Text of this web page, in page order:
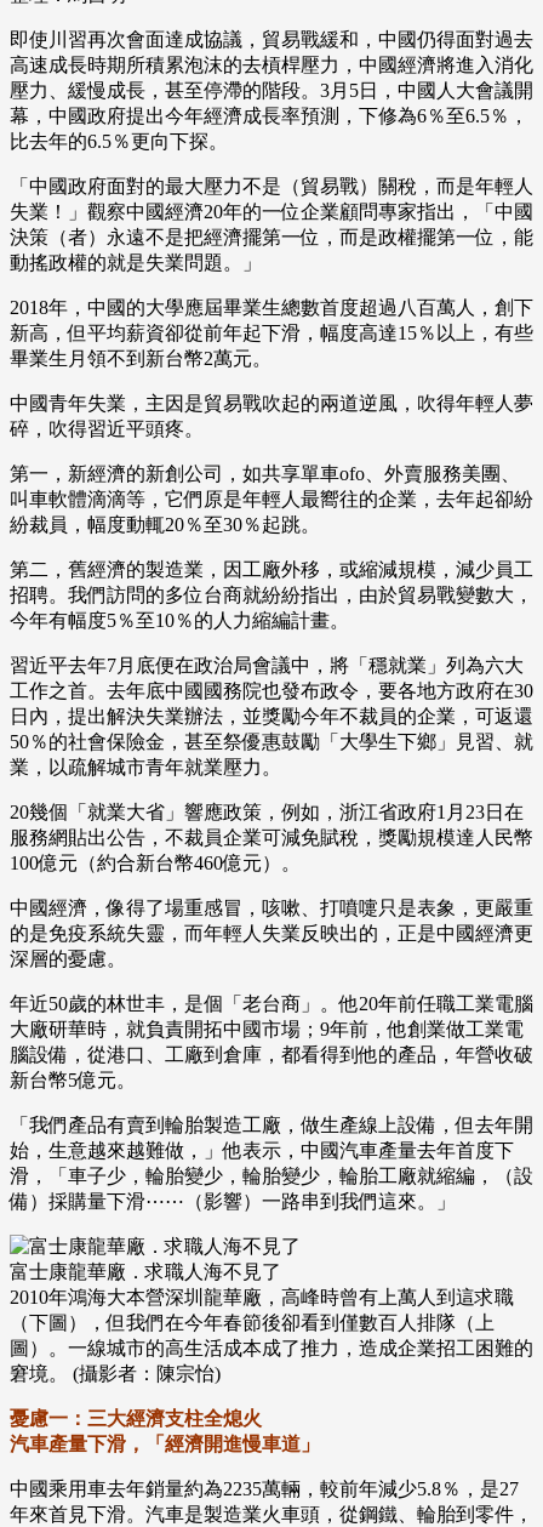
即使川習再次會面達成協議，貿易戰緩和，中國仍得面對過去
高速成長時期所積累泡沫的去槓桿壓力，中國經濟將進入消化
壓力、緩慢成長，甚至停滯的階段。3月5日，中國人大會議開
幕，中國政府提出今年經濟成長率預測，下修為6％至6.5％，
比去年的6.5％更向下探。
「中國政府面對的最大壓力不是（貿易戰）關稅，而是年輕人
失業！」觀察中國經濟20年的一位企業顧問專家指出，「中國
決策（者）永遠不是把經濟擺第一位，而是政權擺第一位，能
動搖政權的就是失業問題。」
2018年，中國的大學應屆畢業生總數首度超過八百萬人，創下
新高，但平均薪資卻從前年起下滑，幅度高達15％以上，有些
畢業生月領不到新台幣2萬元。
中國青年失業，主因是貿易戰吹起的兩道逆風，吹得年輕人夢
碎，吹得習近平頭疼。
第一，新經濟的新創公司，如共享單車ofo、外賣服務美團、
叫車軟體滴滴等，它們原是年輕人最嚮往的企業，去年起卻紛
紛裁員，幅度動輒20％至30％起跳。
第二，舊經濟的製造業，因工廠外移，或縮減規模，減少員工
招聘。我們訪問的多位台商就紛紛指出，由於貿易戰變數大，
今年有幅度5％至10％的人力縮編計畫。
習近平去年7月底便在政治局會議中，將「穩就業」列為六大
工作之首。去年底中國國務院也發布政令，要各地方政府在30
日內，提出解決失業辦法，並獎勵今年不裁員的企業，可返還
50％的社會保險金，甚至祭優惠鼓勵「大學生下鄉」見習、就
業，以疏解城市青年就業壓力。
20幾個「就業大省」響應政策，例如，浙江省政府1月23日在
服務網貼出公告，不裁員企業可減免賦稅，獎勵規模達人民幣
100億元（約合新台幣460億元）。
中國經濟，像得了場重感冒，咳嗽、打噴嚏只是表象，更嚴重
的是免疫系統失靈，而年輕人失業反映出的，正是中國經濟更
深層的憂慮。
年近50歲的林世丰，是個「老台商」。他20年前任職工業電腦
大廠研華時，就負責開拓中國市場；9年前，他創業做工業電
腦設備，從港口、工廠到倉庫，都看得到他的產品，年營收破
新台幣5億元。
「我們產品有賣到輪胎製造工廠，做生產線上設備，但去年開
始，生意越來越難做，」他表示，中國汽車產量去年首度下
滑，「車子少，輪胎變少，輪胎變少，輪胎工廠就縮編，（設
備）採購量下滑⋯⋯（影響）一路串到我們這來。」
富士康龍華廠．求職人海不見了
2010年鴻海大本營深圳龍華廠，高峰時曾有上萬人到這求職
（下圖），但我們在今年春節後卻看到僅數百人排隊（上
圖）。一線城市的高生活成本成了推力，造成企業招工困難的
窘境。 (攝影者：陳宗怡)
憂慮一：三大經濟支柱全熄火
汽車產量下滑，「經濟開進慢車道」
中國乘用車去年銷量約為2235萬輛，較前年減少5.8％，是27
年來首見下滑。汽車是製造業火車頭，從鋼鐵、輪胎到零件，